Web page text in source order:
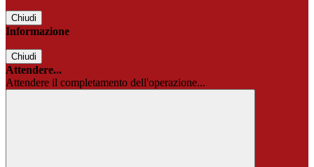
Chiudi
Informazione
Chiudi
Attendere...
Attendere il completamento dell'operazione...